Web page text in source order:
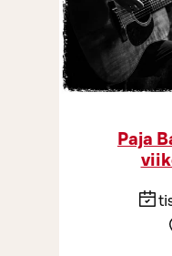
Paja